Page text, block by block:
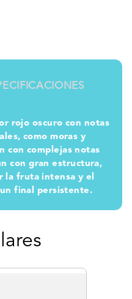
rojo oscuro con notas
como moras y
con complejas notas
con gran estructura,
la fruta intensa y el
final persistente.